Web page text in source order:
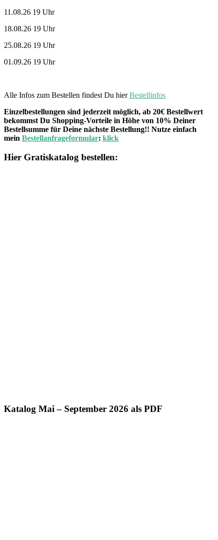
11.08.26 19 Uhr
18.08.26 19 Uhr
25.08.26 19 Uhr
01.09.26 19 Uhr
Alle Infos zum Bestellen findest Du hierBestellinfos
Einzelbestellungen sind jederzeit möglich, ab 20€ Bestellwert
bekommst Du Shopping-Vorteile in Höhe von 10% Deiner
Bestellsumme für Deine nächste Bestellung!! Nutze einfach
mein Bestellanfrageformular: klick
Hier Gratiskatalog bestellen:
Katalog Mai – September 2026 als PDF